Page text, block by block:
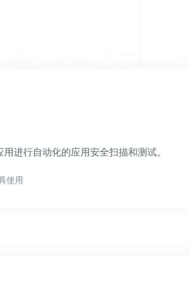
进行自动化的应用安全扫描和测试。
使用